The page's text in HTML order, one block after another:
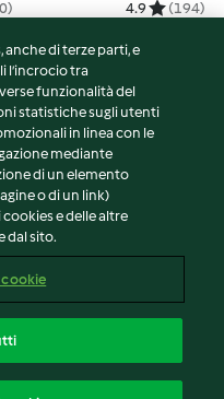
4.9 (194)
di terze parti, e
l’incrocio tra
funzionalità del
statistiche sugli utenti
in linea con le
mediante
di un elemento
o di un link)
e delle altre
dal sito.